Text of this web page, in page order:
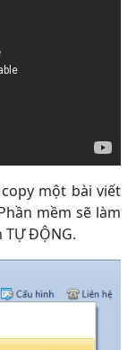
một bài viết
mềm sẽ làm
ĐỘNG.